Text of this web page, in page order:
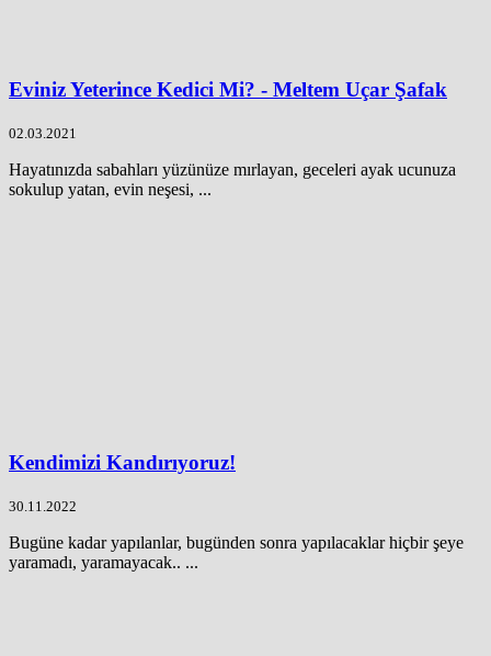
Eviniz Yeterince Kedici Mi? - Meltem Uçar Şafak
02.03.2021
Hayatınızda sabahları yüzünüze mırlayan, geceleri ayak ucunuza
sokulup yatan, evin neşesi, ...
Kendimizi Kandırıyoruz!
30.11.2022
Bugüne kadar yapılanlar, bugünden sonra yapılacaklar hiçbir şeye
yaramadı, yaramayacak.. ...